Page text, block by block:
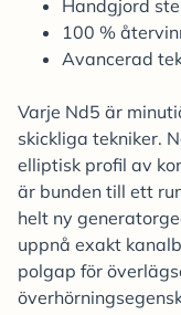
Handgjord
100 %
Avancerad
Varje Nd5 är
skickliga tekniker.
elliptisk profil av
är bunden till ett
helt ny
uppnå exakt
polgap för